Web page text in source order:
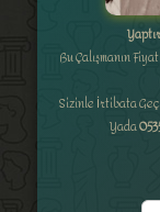
Bu Çalışmanın
Sizinle İrtibata
Yada